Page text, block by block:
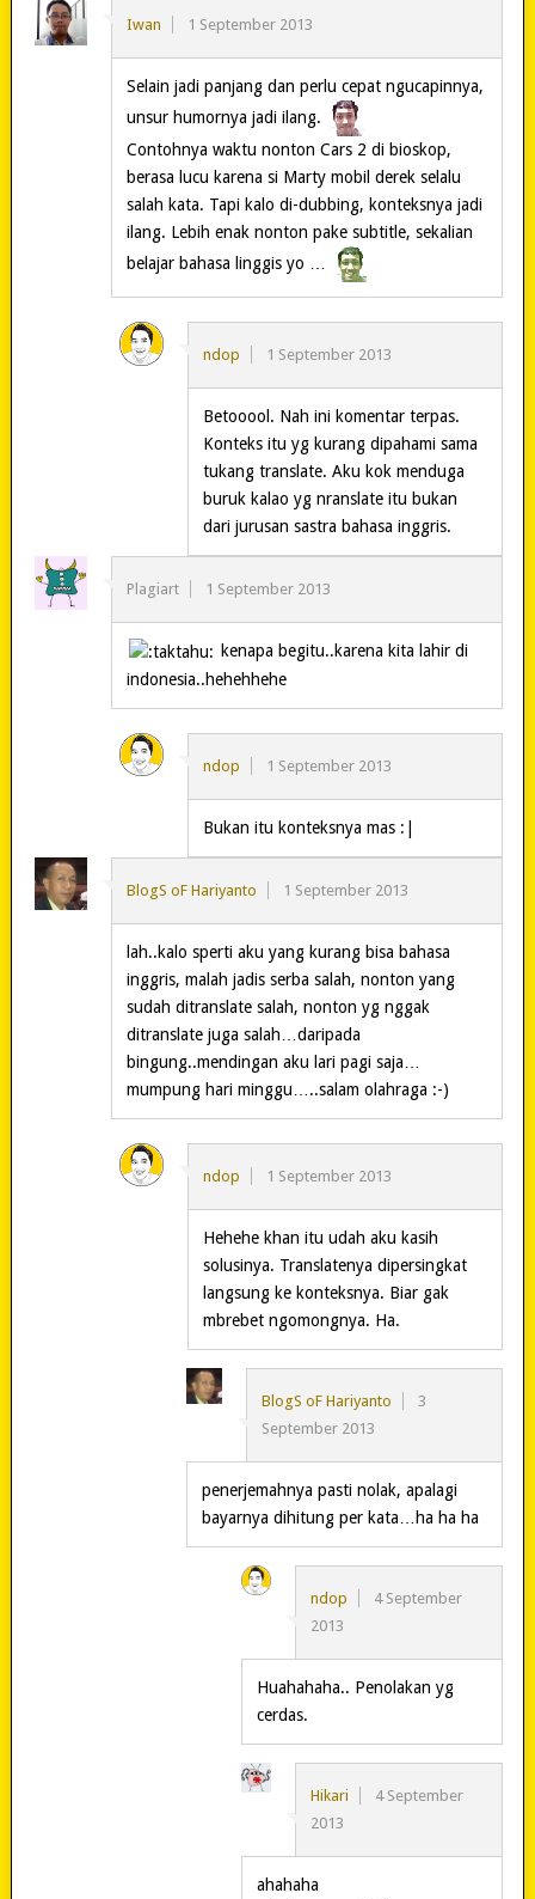
Iwan 1 September 2013
Selain jadi panjang dan perlu cepat ngucapinnya,
unsur humornya jadi ilang.
Contohnya waktu nonton Cars 2 di bioskop,
berasa lucu karena si Marty mobil derek selalu
salah kata. Tapi kalo di-dubbing, konteksnya jadi
ilang. Lebih enak nonton pake subtitle, sekalian
belajar bahasa linggis yo …
ndop 1 September 2013
Betooool. Nah ini komentar terpas.
Konteks itu yg kurang dipahami sama
tukang translate. Aku kok menduga
buruk kalao yg nranslate itu bukan
dari jurusan sastra bahasa inggris.
Plagiart 1 September 2013
kenapa begitu..karena kita lahir di
indonesia..hehehhehe
ndop 1 September 2013
Bukan itu konteksnya mas :|
BlogS oF Hariyanto 1 September 2013
lah..kalo sperti aku yang kurang bisa bahasa
inggris, malah jadis serba salah, nonton yang
sudah ditranslate salah, nonton yg nggak
ditranslate juga salah…daripada
bingung..mendingan aku lari pagi saja…
mumpung hari minggu…..salam olahraga :-)
ndop 1 September 2013
Hehehe khan itu udah aku kasih
solusinya. Translatenya dipersingkat
langsung ke konteksnya. Biar gak
mbrebet ngomongnya. Ha.
BlogS oF Hariyanto
3
September 2013
penerjemahnya pasti nolak, apalagi
bayarnya dihitung per kata…ha ha ha
ndop
4 September
2013
Huahahaha.. Penolakan yg
cerdas.
Hikari
4 September
2013
ahahaha